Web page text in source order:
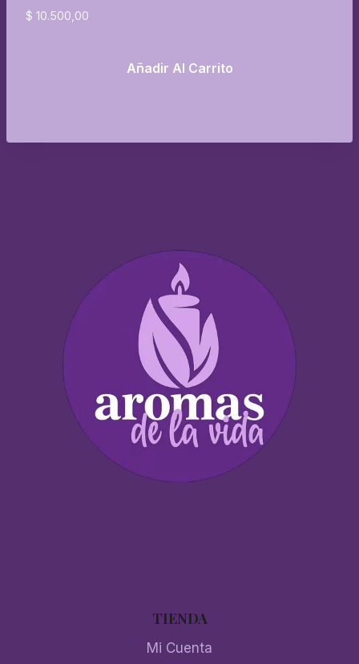
$ 10.500,00
Añadir Al Carrito
TIENDA
Mi Cuenta